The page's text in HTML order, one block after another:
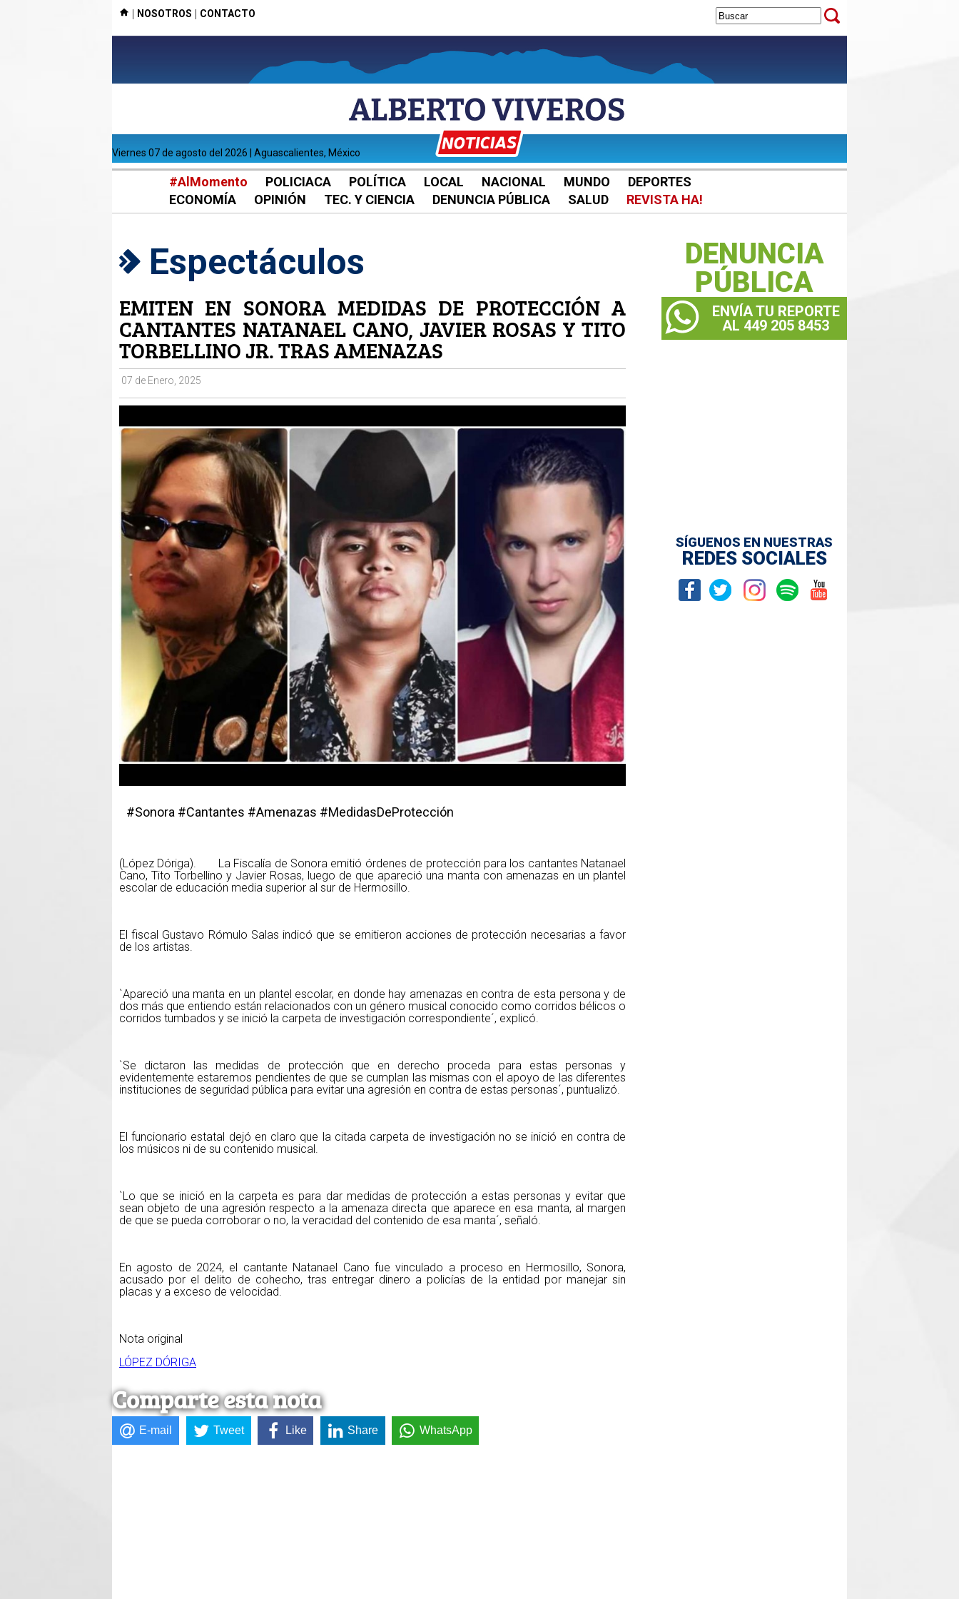
| NOSOTROS | CONTACTO
viernes 07 de agosto del 2026 | Aguascalientes, México
#AlMomento POLICIACA POLÍTICA LOCAL NACIONAL MUNDO
DEPORTES
ECONOMÍA
OPINIÓN TEC. Y CIENCIA DENUNCIA PÚBLICA SALUD REVISTA HA!
Espectáculos
EMITEN EN SONORA MEDIDAS DE PROTECCIÓN A
CANTANTES NATANAEL CANO, JAVIER ROSAS Y TITO
TORBELLINO JR. TRAS AMENAZAS
07 de Enero, 2025
#Sonora #Cantantes #Amenazas #MedidasDeProtección
(López Dóriga). La Fiscalía de Sonora emitió órdenes de protección para los cantantes Natanael
Cano, Tito Torbellino y Javier Rosas, luego de que apareció una manta con amenazas en un plantel
escolar de educación media superior al sur de Hermosillo.
El fiscal Gustavo Rómulo Salas indicó que se emitieron acciones de protección necesarias a favor
de los artistas.
`Apareció una manta en un plantel escolar, en donde hay amenazas en contra de esta persona y de
dos más que entiendo están relacionados con un género musical conocido como corridos bélicos o
corridos tumbados y se inició la carpeta de investigación correspondiente´, explicó.
`Se dictaron las medidas de protección que en derecho proceda para estas personas y
evidentemente estaremos pendientes de que se cumplan las mismas con el apoyo de las diferentes
instituciones de seguridad pública para evitar una agresión en contra de estas personas´, puntualizó.
El funcionario estatal dejó en claro que la citada carpeta de investigación no se inició en contra de
los músicos ni de su contenido musical.
`Lo que se inició en la carpeta es para dar medidas de protección a estas personas y evitar que
sean objeto de una agresión respecto a la amenaza directa que aparece en esa manta, al margen
de que se pueda corroborar o no, la veracidad del contenido de esa manta´, señaló.
En agosto de 2024, el cantante Natanael Cano fue vinculado a proceso en Hermosillo, Sonora,
acusado por el delito de cohecho, tras entregar dinero a policías de la entidad por manejar sin
placas y a exceso de velocidad.
Nota original
LÓPEZ DÓRIGA
Comparte esta nota
E-mail Tweet Like Share WhatsApp
DENUNCIA
PÚBLICA
ENVÍA TU REPORTE
AL 449 205 8453
SÍGUENOS EN NUESTRAS
REDES SOCIALES